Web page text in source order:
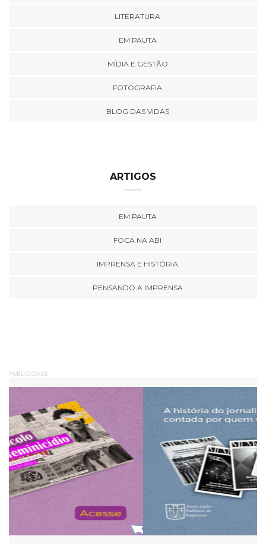
LITERATURA
EM PAUTA
MÍDIA E GESTÃO
FOTOGRAFIA
BLOG DAS VIDAS
ARTIGOS
EM PAUTA
FOCA NA ABI
IMPRENSA E HISTÓRIA
PENSANDO A IMPRENSA
PUBLICIDADE